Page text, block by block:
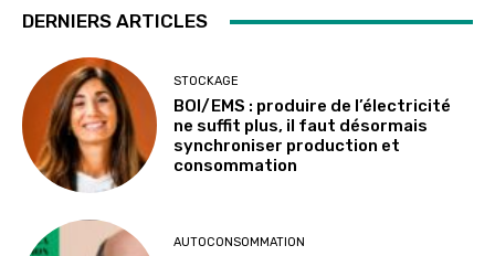
DERNIERS ARTICLES
STOCKAGE
BOI/EMS : produire de l’électricité
ne suffit plus, il faut désormais
synchroniser production et
consommation
AUTOCONSOMMATION